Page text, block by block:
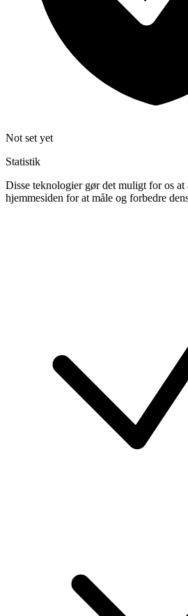
Not set yet
Statistik
Disse teknologier gør det muligt for os at
hjemmesiden for at måle og forbedre